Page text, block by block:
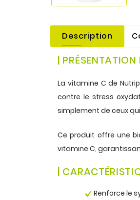
Description
|
La vitamine C de
contre le stress
simplement de ceux
Ce produit offre une
vitamine C,
|
Renforce le